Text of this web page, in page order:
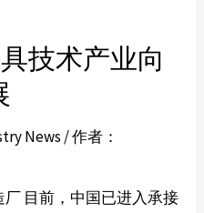
技术产业向
News / 作者：
目前，中国已进入承接